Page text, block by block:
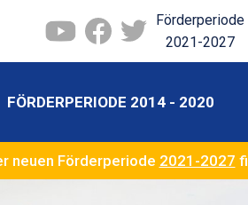
Förderperiode
2021-2027
FÖRDERPERIODE 2014 - 2020
neuen Förderperiode 2021-2027